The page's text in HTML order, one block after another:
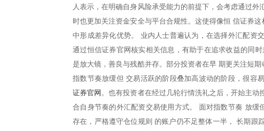
人表示，在明确自身风险承受能力的前提下，会考虑通过
时也更加关注资金安全与平台合规性。这使得像恒 信证券
中形成差异化优势。 业内人士普遍认为，在选择外汇配资
通过恒信证券官网核实相关信息，有助于在追求收益的同
是放大镜，善良与残酷并存。部分投资者在早 期更关注短
指数节奏放缓但 交易活跃的阶段叠加高波动的阶段，很容
证券官网。也有投资者在经过几轮行情洗礼之后，开始主
合自身节奏的外汇配资交易使用方式。 面对指数节奏 放
存在，严格遵守仓位规则 的账户仍不足整体一半， 长期跟